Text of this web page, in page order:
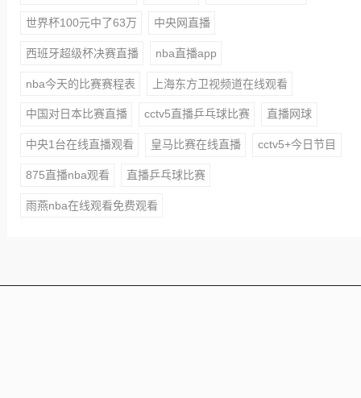
世界杯100元中了63万 中央网直播
西班牙超级杯决赛直播 nba直播app
nba今天的比赛赛程表 上海东方卫视频道在线观看
中国对日本比赛直播 cctv5直播乒乓球比赛 直播网球
中央1台在线直播观看 皇马比赛在线直播 cctv5+今日节目
875直播nba观看 直播乒乓球比赛
雨燕nba在线观看免费观看